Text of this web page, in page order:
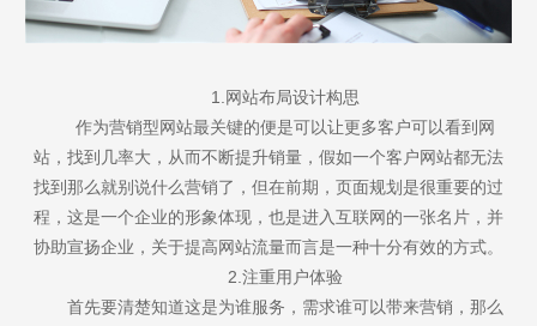
1.网站布局设计构思
作为营销型网站最关键的便是可以让更多客户可以看到网
站，找到几率大，从而不断提升销量，假如一个客户网站都无法
找到那么就别说什么营销了，但在前期，页面规划是很重要的过
程，这是一个企业的形象体现，也是进入互联网的一张名片，并
协助宣扬企业，关于提高网站流量而言是一种十分有效的方式。
2.注重用户体验
首先要清楚知道这是为谁服务，需求谁可以带来营销，那么